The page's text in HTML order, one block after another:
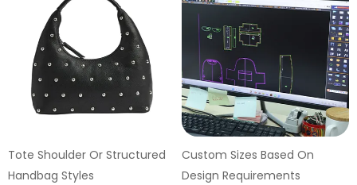
Tote Shoulder Or Structured
Handbag Styles
Custom Sizes Based On
Design Requirements